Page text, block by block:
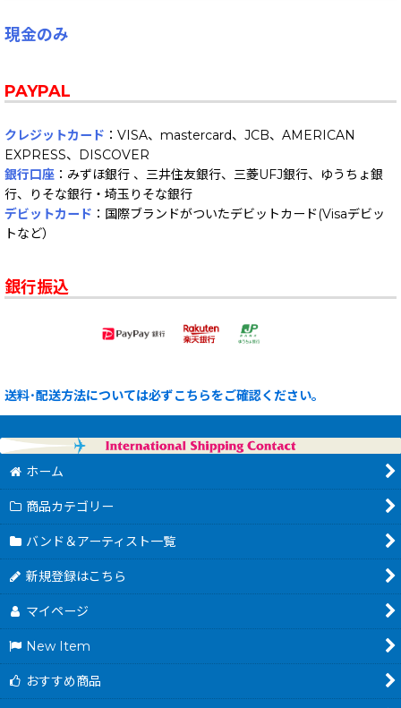
現金のみ
PAYPAL
クレジットカード ：VISA、mastercard、JCB、AMERICAN
EXPRESS、DISCOVER
銀行口座 ：みずほ銀行 、三井住友銀行、三菱UFJ銀行、ゆうちょ銀
行、りそな銀行・埼玉りそな銀行
デビットカード ：国際ブランドがついたデビットカード(Visaデビッ
トなど）
銀行振込
送料･配送方法については必ずこちらをご確認ください。
ホーム
商品カテゴリー
バンド＆アーティスト一覧
新規登録はこちら
マイページ
New Item
おすすめ商品